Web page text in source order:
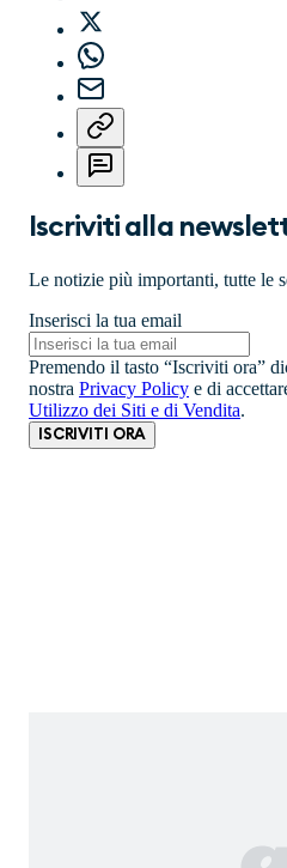
Iscriviti alla
Le notizie più importanti, tutte le
Inserisci la tua email
Premendo il tasto “Iscriviti ora”
nostra Privacy Policy e di
Utilizzo dei Siti e di Vendita.
ISCRIVITI ORA